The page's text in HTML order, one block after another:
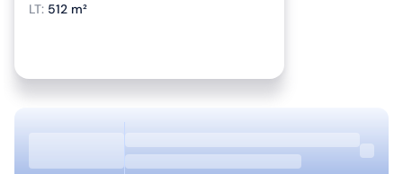
LT: 512 m²